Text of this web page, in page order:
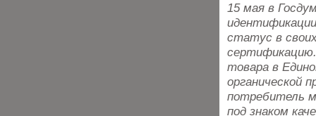
15 мая в
статус в
товара в
органической
потребитель
под знаком